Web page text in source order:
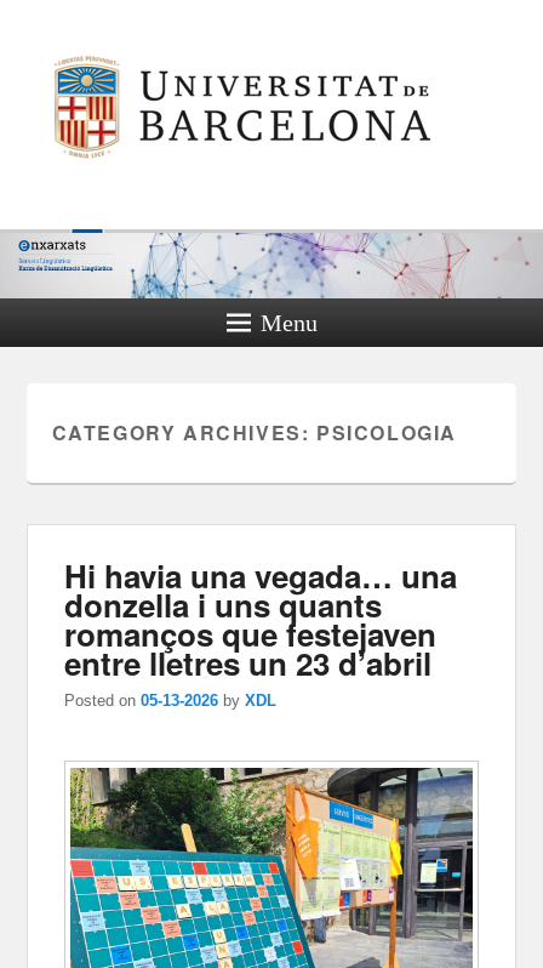
Menu
CATEGORY ARCHIVES: PSICOLOGIA
Hi havia una vegada… una
donzella i uns quants
romanços que festejaven
entre lletres un 23 d’abril
Posted on05-13-2026 byXDL